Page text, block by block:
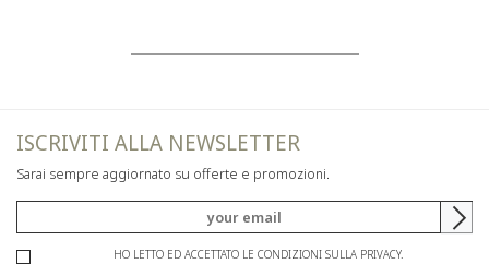
ISCRIVITI ALLA NEWSLETTER
Sarai sempre aggiornato su offerte e promozioni.
HO LETTO ED ACCETTATO LE CONDIZIONI SULLA PRIVACY.